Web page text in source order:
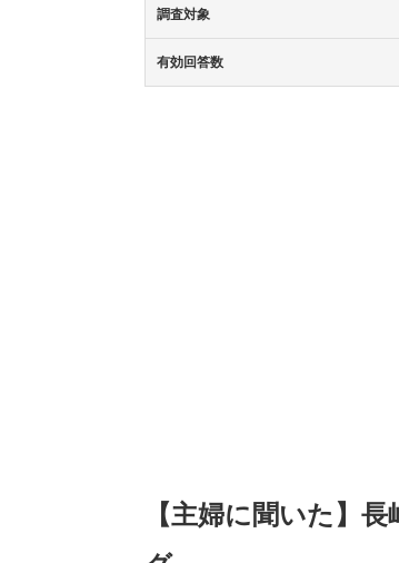
調査対象
有効回答数
【主婦に聞いた】